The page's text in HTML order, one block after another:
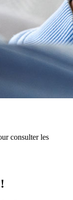
consulter les